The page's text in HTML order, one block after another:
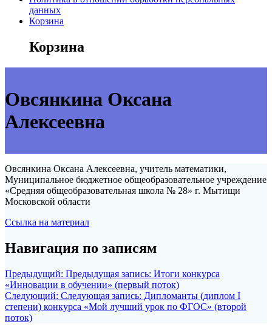
данных
Корзина
Корзина
Овсянкина Оксана
Алексеевна
Овсянкина Оксана Алексеевна, учитель математики,
Муниципальное бюджетное общеобразовательное учреждение
«Средняя общеобразовательная школа № 28» г. Мытищи
Московской области
Ссылка на материал
Навигация по записям
Предыдущий: Предыдущая запись: Итоги конкурса
«Инновации в обучении» (первый поток)
Следующий: Следующая запись: Дипломанты (диплом I
степени) конкурса «Мой лучший урок по ФГОС» (второй
поток)